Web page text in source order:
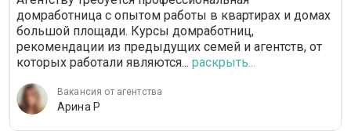
домработница с опытом работы в квартирах и домах
большой площади. Курсы домработниц,
рекомендации из предыдущих семей и агентств, от
которых работали являются... раскрыть...
Вакансия от агентства
Арина Р